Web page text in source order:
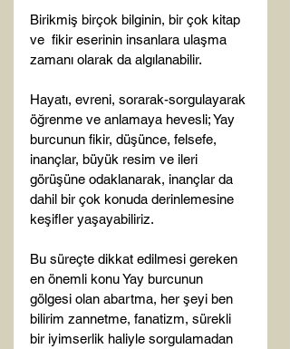
Birikmiş birçok bilginin, bir çok kitap
ve  fikir eserinin insanlara ulaşma
zamanı olarak da algılanabilir.
Hayatı, evreni, sorarak-sorgulayarak
öğrenme ve anlamaya hevesli; Yay
burcunun fikir, düşünce, felsefe,
inançlar, büyük resim ve ileri
görüşüne odaklanarak, inançlar da
dahil bir çok konuda derinlemesine
keşifler yaşayabiliriz.
Bu süreçte dikkat edilmesi gereken
en önemli konu Yay burcunun
gölgesi olan abartma, her şeyi ben
bilirim zannetme, fanatizm, sürekli
bir iyimserlik haliyle sorgulamadan